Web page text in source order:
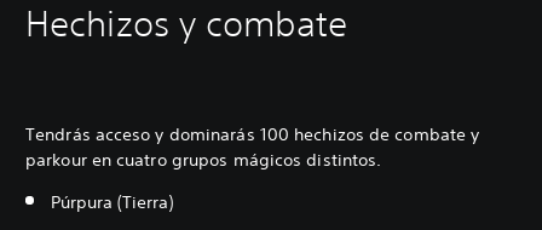
Hechizos y combate
Tendrás acceso y dominarás 100 hechizos de combate y
parkour en cuatro grupos mágicos distintos.
Púrpura (Tierra)